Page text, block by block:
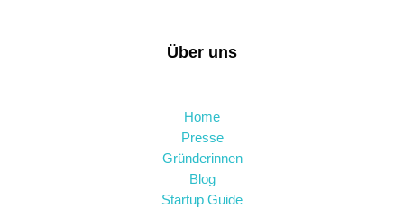
Über uns
Home
Presse
Gründerinnen
Blog
Startup Guide